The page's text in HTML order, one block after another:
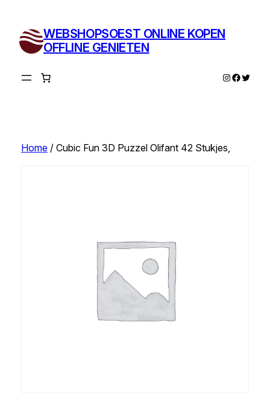
inhoud
WEBSHOPSOEST ONLINE KOPEN
OFFLINE GENIETEN
Instagram
Twitter
Home/ Cubic Fun 3D Puzzel Olifant 42 Stukjes,